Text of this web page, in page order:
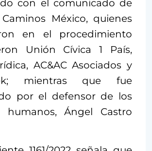
con el comunicado de
México, quienes
en el procedimiento
Unión Cívica 1 País,
AC&AC Asociados y
mientras que fue
por el defensor de los
humanos, Ángel Castro